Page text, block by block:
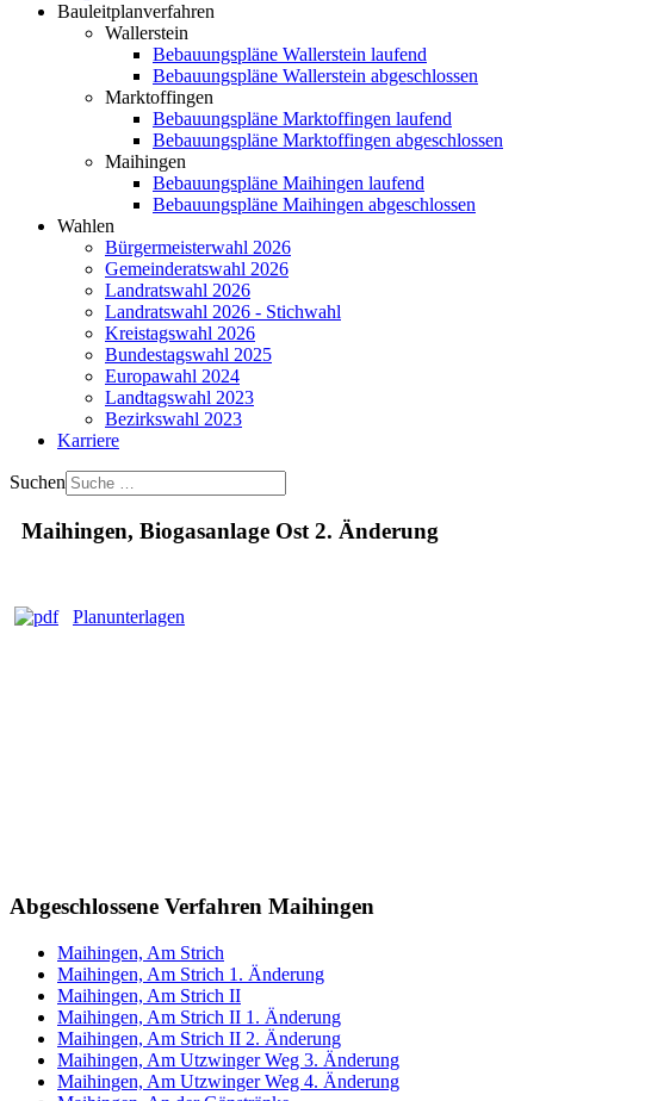
Bauleitplanverfahren
Wallerstein
Bebauungspläne Wallerstein laufend
Bebauungspläne Wallerstein abgeschlossen
Marktoffingen
Bebauungspläne Marktoffingen laufend
Bebauungspläne Marktoffingen abgeschlossen
Maihingen
Bebauungspläne Maihingen laufend
Bebauungspläne Maihingen abgeschlossen
Wahlen
Bürgermeisterwahl 2026
Gemeinderatswahl 2026
Landratswahl 2026
Landratswahl 2026 - Stichwahl
Kreistagswahl 2026
Bundestagswahl 2025
Europawahl 2024
Landtagswahl 2023
Bezirkswahl 2023
Karriere
Suchen
Maihingen, Biogasanlage Ost 2. Änderung
Planunterlagen
Abgeschlossene Verfahren Maihingen
Maihingen, Am Strich
Maihingen, Am Strich 1. Änderung
Maihingen, Am Strich II
Maihingen, Am Strich II 1. Änderung
Maihingen, Am Strich II 2. Änderung
Maihingen, Am Utzwinger Weg 3. Änderung
Maihingen, Am Utzwinger Weg 4. Änderung